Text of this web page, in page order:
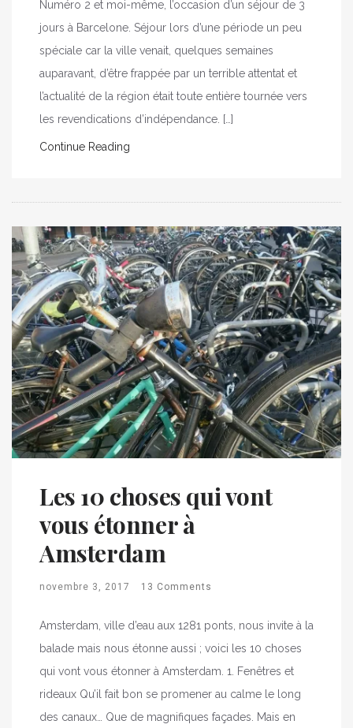
Numéro 2 et moi-même, l’occasion d’un séjour de 3
jours à Barcelone. Séjour lors d’une période un peu
spéciale car la ville venait, quelques semaines
auparavant, d’être frappée par un terrible attentat et
l’actualité de la région était toute entière tournée vers
les revendications d’indépendance. […]
Continue Reading
Les 10 choses qui vont
vous étonner à
Amsterdam
novembre 3, 2017 13 Comments
Amsterdam, ville d’eau aux 1281 ponts, nous invite à la
balade mais nous étonne aussi ; voici les 10 choses
qui vont vous étonner à Amsterdam. 1. Fenêtres et
rideaux Qu’il fait bon se promener au calme le long
des canaux… Que de magnifiques façades. Mais en